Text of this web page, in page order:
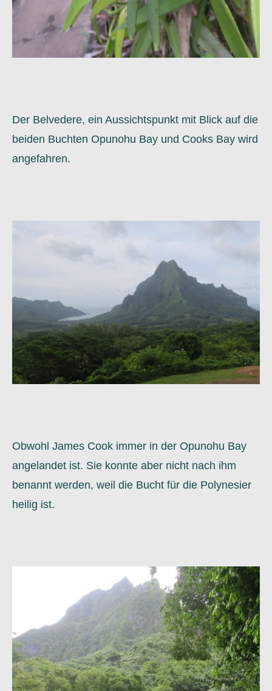
Der Belvedere, ein Aussichtspunkt mit Blick auf die
beiden Buchten Opunohu Bay und Cooks Bay wird
angefahren.
Obwohl James Cook immer in der Opunohu Bay
angelandet ist. Sie konnte aber nicht nach ihm
benannt werden, weil die Bucht für die Polynesier
heilig ist.